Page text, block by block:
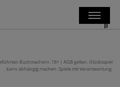
Buchmachern. 18+ | AGB gelten. Glücksspiel
kann abhängig machen. Spiele mit Verantwortung.